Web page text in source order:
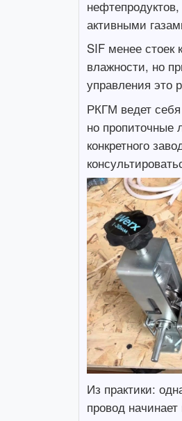
активными
SIF менее
влажности, но
управления это
РКГМ ведет
но пропиточные
конкретного
Из практики:
провод